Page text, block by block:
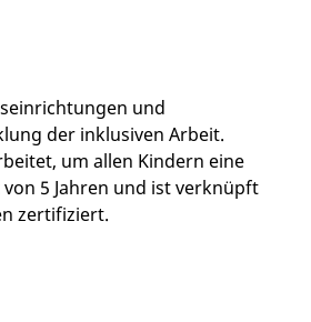
und
der inklusiven Arbeit.
um allen Kindern eine
5 Jahren und ist verknüpft
zertifiziert.